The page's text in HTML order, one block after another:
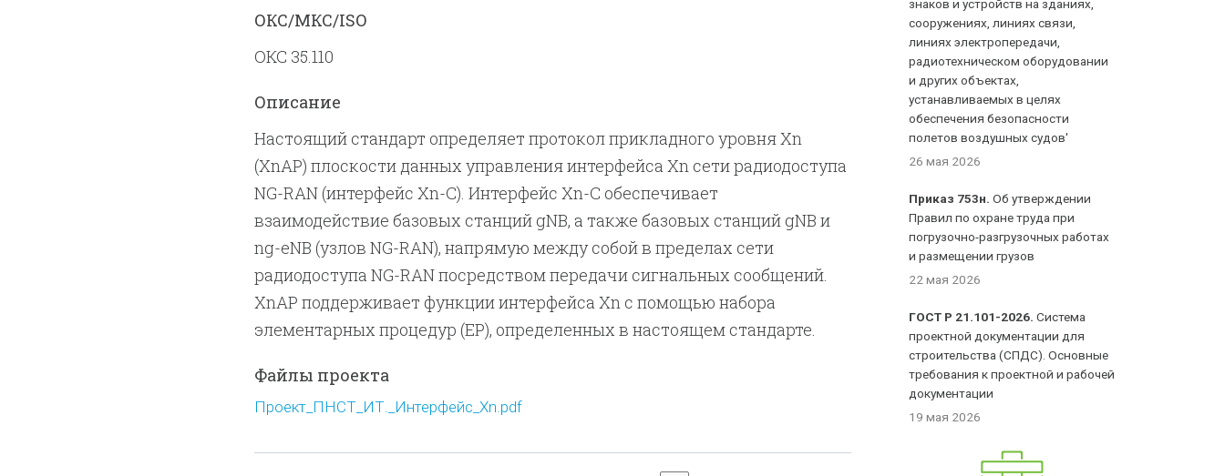
ОКС/МКС/ISO
ОКС 35.110
Описание
Настоящий стандарт определяет протокол прикладного уровня Xn
(XnAP) плоскости данных управления интерфейса Xn сети радиодоступа
NG-RAN (интерфейс Xn-C). Интерфейс Xn-С обеспечивает
взаимодействие базовых станций gNB, а также базовых станций gNB и
ng-eNB (узлов NG-RAN), напрямую между собой в пределах сети
радиодоступа NG-RAN посредством передачи сигнальных сообщений.
XnAP поддерживает функции интерфейса Xn с помощью набора
элементарных процедур (EP), определенных в настоящем стандарте.
Файлы проекта
Проект_ПНСТ_ИТ._Интерфейс_Xn.pdf
знаков и устройств на зданиях,
сооружениях, линиях связи,
линиях электропередачи,
радиотехническом оборудовании
и других объектах,
устанавливаемых в целях
обеспечения безопасности
полетов воздушных судов'
26 мая 2026
Приказ 753н. Об утверждении
Правил по охране труда при
погрузочно-разгрузочных работах
и размещении грузов
22 мая 2026
ГОСТ Р 21.101-2026. Система
проектной документации для
строительства (СПДС). Основные
требования к проектной и рабочей
документации
19 мая 2026